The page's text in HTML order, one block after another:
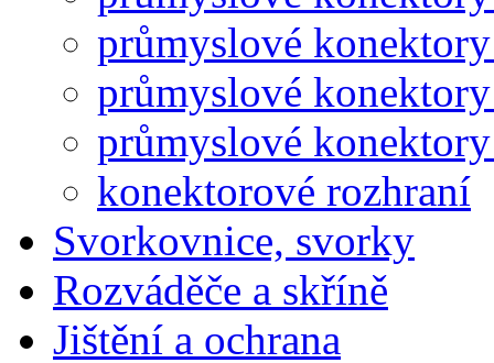
průmyslové
průmyslové
průmyslové
konektorové rozhraní
Svorkovnice, svorky
Rozváděče a skříně
Jištění a ochrana